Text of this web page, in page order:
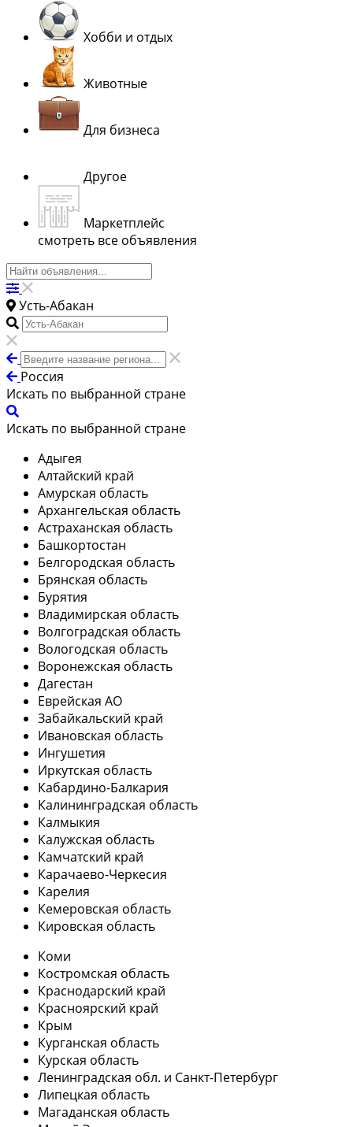
Хобби и отдых
Животные
Для бизнеса
Другое
Маркетплейс
смотреть все объявления
Усть-Абакан
Россия
Искать по выбранной стране
Искать по выбранной стране
Адыгея
Алтайский край
Амурская область
Архангельская область
Астраханская область
Башкортостан
Белгородская область
Брянская область
Бурятия
Владимирская область
Волгоградская область
Вологодская область
Воронежская область
Дагестан
Еврейская АО
Забайкальский край
Ивановская область
Ингушетия
Иркутская область
Кабардино-Балкария
Калининградская область
Калмыкия
Калужская область
Камчатский край
Карачаево-Черкесия
Карелия
Кемеровская область
Кировская область
Коми
Костромская область
Краснодарский край
Красноярский край
Крым
Курганская область
Курская область
Ленинградская обл. и Санкт-Петербург
Липецкая область
Магаданская область